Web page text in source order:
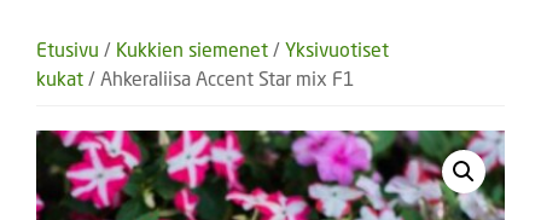
Etusivu / Kukkien siemenet / Yksivuotiset
kukat / Ahkeraliisa Accent Star mix F1